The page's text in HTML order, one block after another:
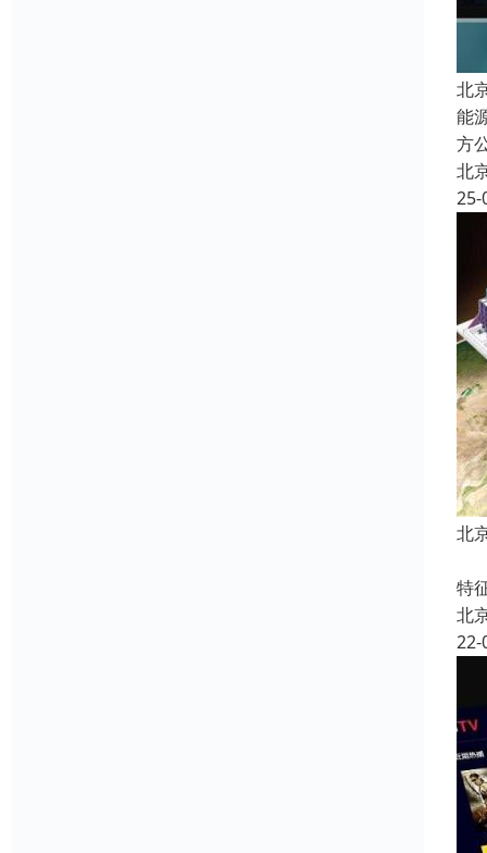
北
能
方
北
25-
北
特
北
22-